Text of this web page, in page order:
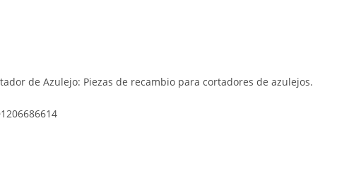
de Azulejo: Piezas de recambio para cortadores de azulejos.